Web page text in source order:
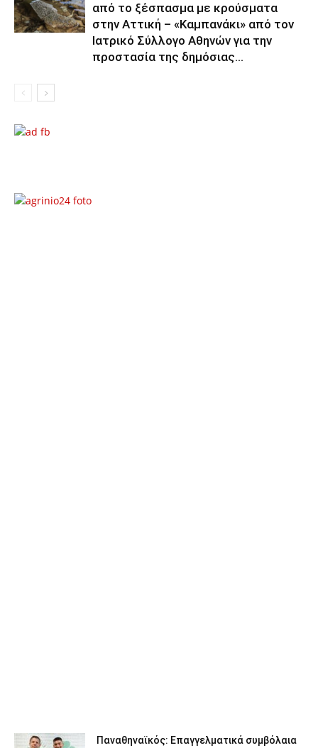
από το ξέσπασμα με κρούσματα
στην Αττική – «Καμπανάκι» από τον
Ιατρικό Σύλλογο Αθηνών για την
προστασία της δημόσιας...
Παναθηναϊκός: Επαγγελματικά συμβόλαια